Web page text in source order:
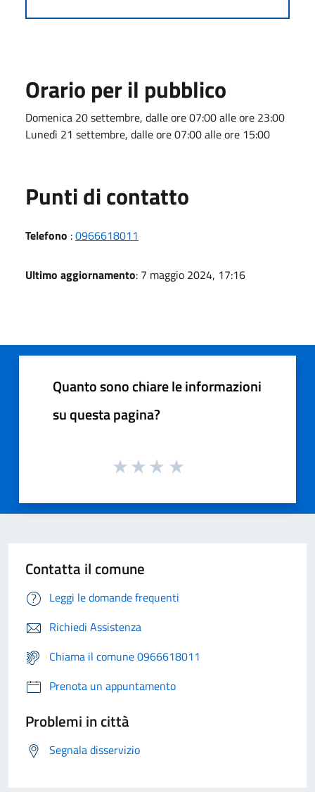
Orario per il pubblico
Domenica 20 settembre, dalle ore 07:00 alle ore 23:00
Lunedì 21 settembre, dalle ore 07:00 alle ore 15:00
Punti di contatto
Telefono :0966618011
Ultimo aggiornamento: 7 maggio 2024, 17:16
Quanto sono chiare le informazioni
su questa pagina?
Contatta il comune
Leggi le domande frequenti
Richiedi Assistenza
Chiama il comune 0966618011
Prenota un appuntamento
Problemi in città
Segnala disservizio